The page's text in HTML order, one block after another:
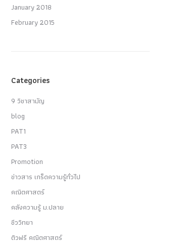
January 2018
February 2015
Categories
9 วิชาสามัญ
blog
PAT1
PAT3
Promotion
ข่าวสาร เกร็ดความรู้ทั่วไป
คณิตศาสตร์
คลังความรู้ ม.ปลาย
ชีววิทยา
ติวฟรี คณิตศาสตร์